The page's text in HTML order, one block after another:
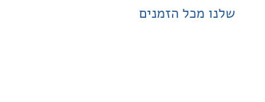
מכל הזמנים